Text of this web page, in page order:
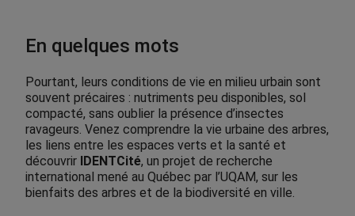
En quelques mots
Pourtant, leurs conditions de vie en milieu urbain sont
souvent précaires : nutriments peu disponibles, sol
compacté, sans oublier la présence d’insectes
ravageurs. Venez comprendre la vie urbaine des arbres,
les liens entre les espaces verts et la santé et
découvrir IDENTCité, un projet de recherche
international mené au Québec par l’UQAM, sur les
bienfaits des arbres et de la biodiversité en ville.